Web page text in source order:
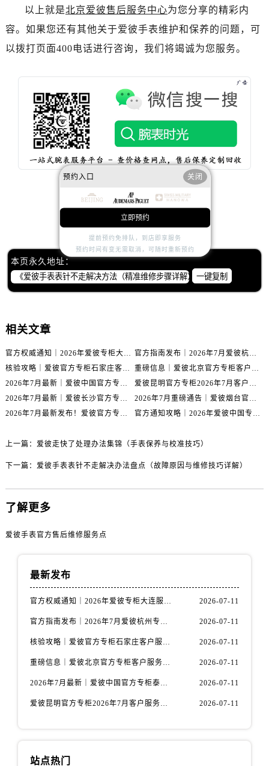
内蒙古自治区赤峰市红山区哈达街爱彼售后服务中心（需提前预约）
内蒙古自治区通辽市科尔沁区明仁大街爱彼售后服务中心（需提前预约）
山西省晋城市城区黄华街爱彼售后服务中心（需提前预约）
山西省长治市潞州区英雄中路爱彼售后服务中心（需提前预约）
安徽省蚌埠市蚌山区淮河路爱彼售后服务中心（需提前预约）
安徽省滁州市琅琊区南谯北路爱彼售后服务中心（需提前预约）
江苏省连云港市海州区通灌北路爱彼售后服务中心（需提前预约）
以上就是北京爱彼售后服务中心为您分享的精彩内
容。如果您还有其他关于爱彼手表维护和保养的问题，可
以拨打页面400电话进行咨询，我们将竭诚为您服务。
赞一下 去提问
本页永久地址：
一键复制
相关文章
官方权威通知｜2026年爱彼专柜大连服务网络焕新：客户服务热线全核验
官方指南发布｜2026年7月爱彼杭州专柜客户服务信息与热线
核验攻略｜爱彼官方专柜石家庄客户服务热线（2026年7月最新版）
重磅信息｜爱彼北京官方专柜客户服务电话2026年7月最新公示
2026年7月最新｜爱彼中国官方专柜泰州地区服务热线全攻略&客户服务中心信息公示
爱彼昆明官方专柜2026年7月客户服务通告｜热线电话与门店信息核验
2026年7月最新｜爱彼长沙官方专柜门店客户服务热线与信息公示
2026年7月重磅通告｜爱彼烟台官方专柜信息大全，客户服务热线同步更新
2026年7月最新发布！爱彼官方专柜客户服务电话+嘉兴专柜地址重磅公示
官方通知攻略｜2026年爱彼中国专柜客户服务热线7月专柜信息公告
上一篇： 爱彼走快了处理办法集锦（手表保养与校准技巧）
下一篇： 爱彼手表表针不走解决办法盘点（故障原因与维修技巧详解）
了解更多
爱彼手表官方售后维修服务点
最新发布
官方权威通知｜2026年爱彼专柜大连服务网络焕新：客户服务热线全核验 2026-07-11
官方指南发布｜2026年7月爱彼杭州专柜客户服务信息与热线 2026-07-11
核验攻略｜爱彼官方专柜石家庄客户服务热线（2026年7月最新版） 2026-07-11
重磅信息｜爱彼北京官方专柜客户服务电话2026年7月最新公示 2026-07-11
2026年7月最新｜爱彼中国官方专柜泰州地区服务热线全攻略&客户服务中心信息公示 2026-07-11
爱彼昆明官方专柜2026年7月客户服务通告｜热线电话与门店信息核验 2026-07-11
站点热门
预约入口 关闭
立即预约
提前预约免排队，到店即享服务
预约时间有变无需取消，可随时重新预约